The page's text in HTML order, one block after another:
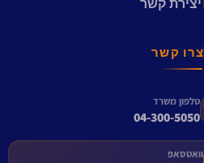
יצירת קשר
צרו קשר
טלפון משרד
04-300-5050
וואטסאפ